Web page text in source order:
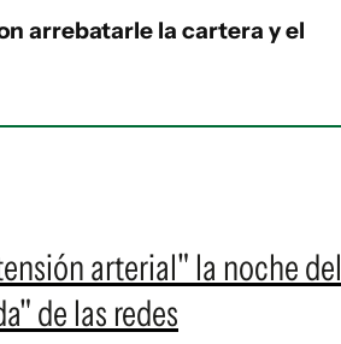
arrebatarle la cartera y el
arterial" la noche del
de las redes